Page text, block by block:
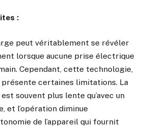
:
peut véritablement se révéler
lorsque aucune prise électrique
Cependant, cette technologie,
présente certaines limitations. La
souvent plus lente qu’avec un
et l’opération diminue
de l’appareil qui fournit